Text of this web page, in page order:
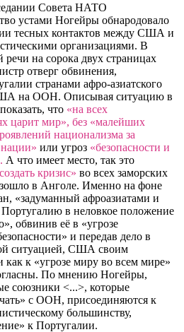
Совета НАТО
устами Ногейры обнародовало
тесных контактов между США и
организациями. В
на сорока двух страницах
отверг обвинения,
странами афро-азиатского
на ООН. Описывая ситуацию в
что «на всех
царит мир», без «малейших
национализма за
или угроз «безопасности и
А что имеет место, так это
кризис» во всех заморских
в Анголе. Именно на фоне
«задуманный афроазиатами и
в неловкое положение
обвинив её в «угрозе
и передав дело в
ситуацией, США своим
к «угрозе миру во всем мире»
По мнению Ногейры,
союзники <...>, которые
с ООН, присоединяются к
большинству,
к Португалии.